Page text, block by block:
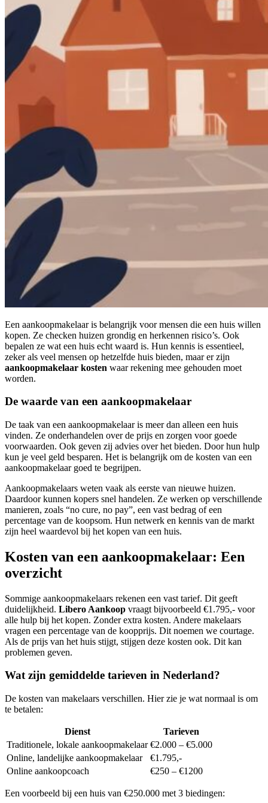
Een aankoopmakelaar is belangrijk voor mensen die een huis willen
kopen. Ze checken huizen grondig en herkennen risico’s. Ook
bepalen ze wat een huis echt waard is. Hun kennis is essentieel,
zeker als veel mensen op hetzelfde huis bieden, maar er zijn
aankoopmakelaar kosten waar rekening mee gehouden moet
worden.
De waarde van een aankoopmakelaar
De taak van een aankoopmakelaar is meer dan alleen een huis
vinden. Ze onderhandelen over de prijs en zorgen voor goede
voorwaarden. Ook geven zij advies over het bieden. Door hun hulp
kun je veel geld besparen. Het is belangrijk om de kosten van een
aankoopmakelaar goed te begrijpen.
Aankoopmakelaars weten vaak als eerste van nieuwe huizen.
Daardoor kunnen kopers snel handelen. Ze werken op verschillende
manieren, zoals “no cure, no pay”, een vast bedrag of een
percentage van de koopsom. Hun netwerk en kennis van de markt
zijn heel waardevol bij het kopen van een huis.
Kosten van een aankoopmakelaar: Een
overzicht
Sommige aankoopmakelaars rekenen een vast tarief. Dit geeft
duidelijkheid. Libero Aankoop vraagt bijvoorbeeld €1.795,- voor
alle hulp bij het kopen. Zonder extra kosten. Andere makelaars
vragen een percentage van de koopprijs. Dit noemen we courtage.
Als de prijs van het huis stijgt, stijgen deze kosten ook. Dit kan
problemen geven.
Wat zijn gemiddelde tarieven in Nederland?
De kosten van makelaars verschillen. Hier zie je wat normaal is om
te betalen:
Dienst
Tarieven
Traditionele, lokale aankoopmakelaar €2.000 – €5.000
Online, landelijke aankoopmakelaar
€1.795,-
Online aankoopcoach
€250 – €1200
Een voorbeeld bij een huis van €250.000 met 3 biedingen: